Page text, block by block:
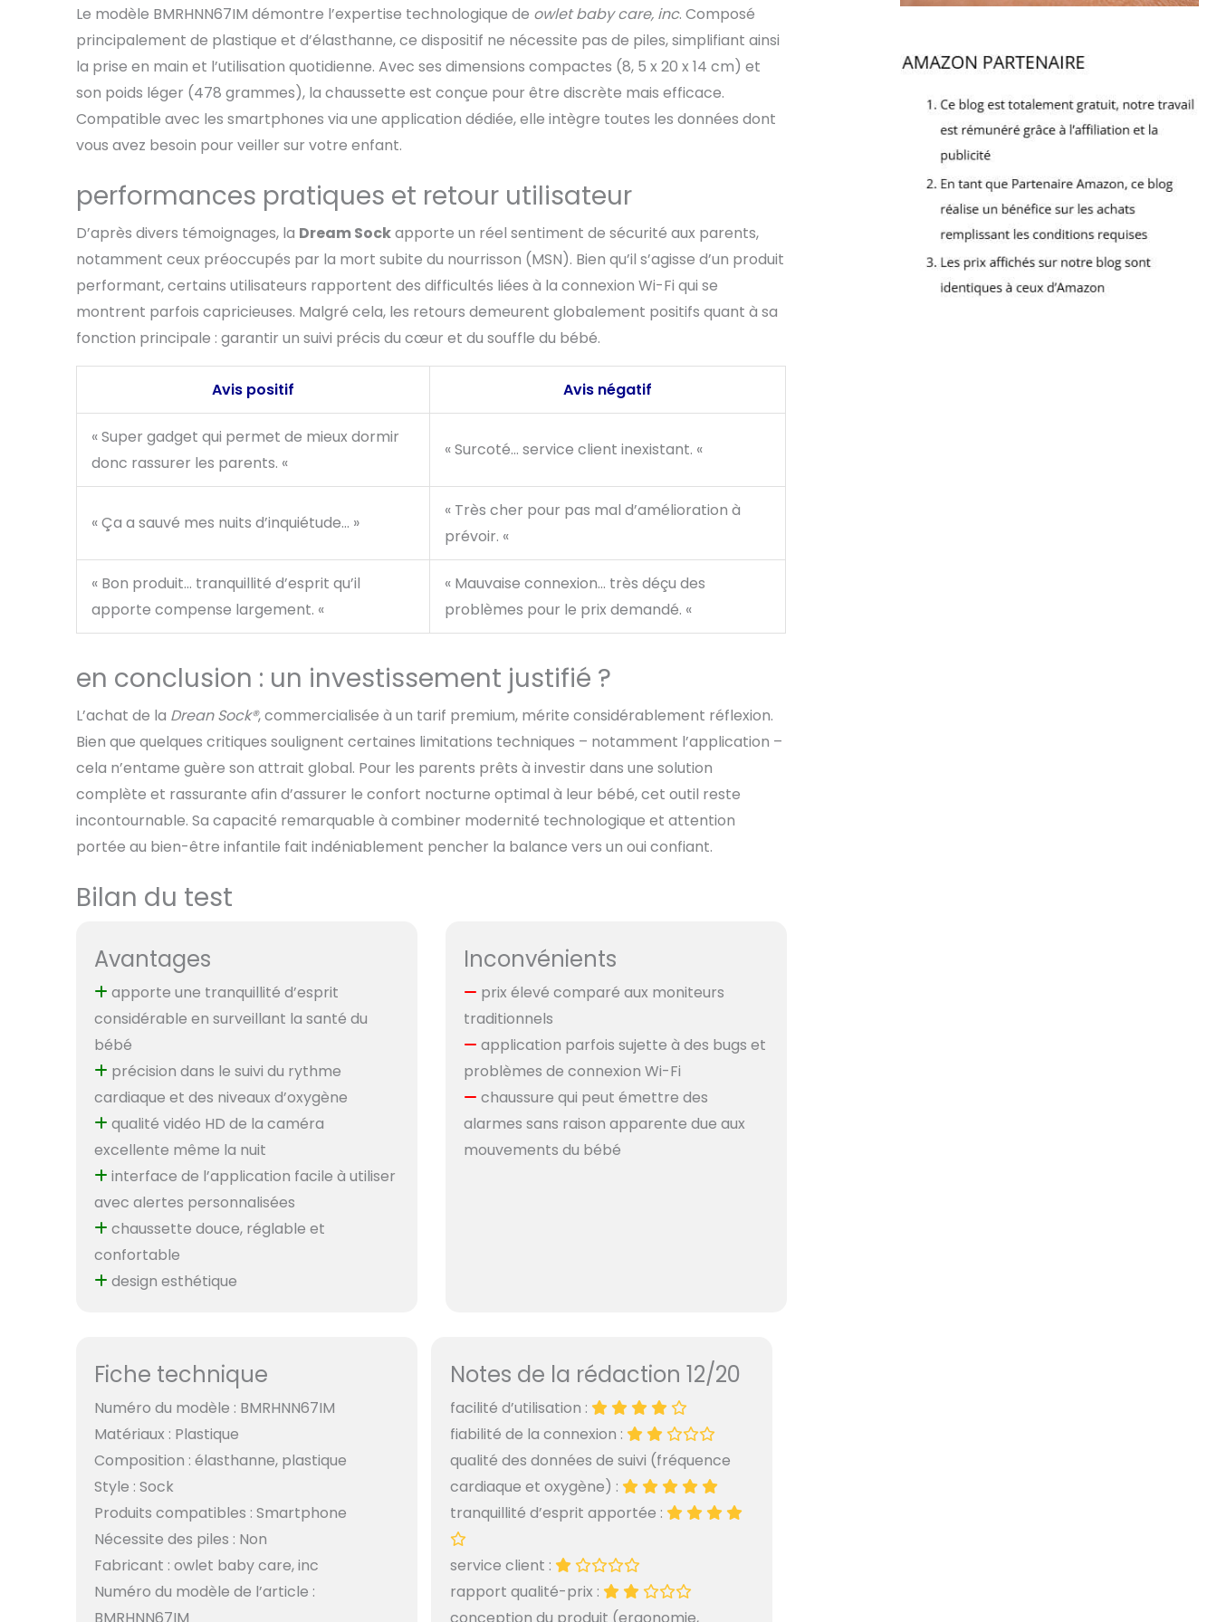
pour plus de confiance au quotidien. Il est aussi possible de
passer à Owlet360 pour des analyses plus approfondies,
incluant rapports matinaux et suivi bien-être à long terme. Les
données de santé sont-elles sécurisées et privées ? Les
données de votre bébé sont protégées par un chiffrement 256
bits et une authentification à courbe elliptique. Nous utilisons
des standards de sécurité avancés pour garantir la
confidentialité et la protection des informations de votre famille.
et Wi-Fi 2,4 GHz pour une expérience fiable et fluide (non
compatible 5 GHz). Pour l’installation, connectez la chaussette
et votre téléphone/tablette au Wi-Fi 2,4 GHz. Après
configuration, vous pouvez repasser votre appareil mobile en 5
GHz tandis que la chaussette reste en 2,4 GHz. Dream Sock offre
également jusqu’à 16 heures d’autonomie.
Le modèle BMRHNN67IM démontre l’expertise technologique de owlet baby care, inc. Composé
principalement de plastique et d’élasthanne, ce dispositif ne nécessite pas de piles, simplifiant ainsi
la prise en main et l’utilisation quotidienne. Avec ses dimensions compactes (8, 5 x 20 x 14 cm) et
son poids léger (478 grammes), la chaussette est conçue pour être discrète mais efficace.
Compatible avec les smartphones via une application dédiée, elle intègre toutes les données dont
vous avez besoin pour veiller sur votre enfant.
performances pratiques et retour utilisateur
D’après divers témoignages, la Dream Sockapporte un réel sentiment de sécurité aux parents,
notamment ceux préoccupés par la mort subite du nourrisson (MSN). Bien qu’il s’agisse d’un produit
performant, certains utilisateurs rapportent des difficultés liées à la connexion Wi-Fi qui se
montrent parfois capricieuses. Malgré cela, les retours demeurent globalement positifs quant à sa
fonction principale : garantir un suivi précis du cœur et du souffle du bébé.
Avis positif Avis négatif
« Super gadget qui permet de mieux dormir
donc rassurer les parents. «
« Surcoté… service client inexistant. «
« Ça a sauvé mes nuits d’inquiétude… »
« Très cher pour pas mal d’amélioration à
prévoir. «
« Bon produit… tranquillité d’esprit qu’il
apporte compense largement. «
« Mauvaise connexion… très déçu des
problèmes pour le prix demandé. «
en conclusion : un investissement justifié ?
L’achat de la Drean Sock®, commercialisée à un tarif premium, mérite considérablement réflexion.
Bien que quelques critiques soulignent certaines limitations techniques – notamment l’application –
cela n’entame guère son attrait global. Pour les parents prêts à investir dans une solution
complète et rassurante afin d’assurer le confort nocturne optimal à leur bébé, cet outil reste
incontournable. Sa capacité remarquable à combiner modernité technologique et attention
portée au bien-être infantile fait indéniablement pencher la balance vers un oui confiant.
Bilan du test
Avantages
apporte une tranquillité d’esprit
considérable en surveillant la santé du
bébé
précision dans le suivi du rythme
cardiaque et des niveaux d’oxygène
qualité vidéo HD de la caméra
excellente même la nuit
interface de l’application facile à utiliser
avec alertes personnalisées
chaussette douce, réglable et
confortable
design esthétique
Inconvénients
prix élevé comparé aux moniteurs
traditionnels
application parfois sujette à des bugs et
problèmes de connexion Wi-Fi
chaussure qui peut émettre des
alarmes sans raison apparente due aux
mouvements du bébé
Fiche technique
Numéro du modèle : BMRHNN67IM
Matériaux : Plastique
Composition : élasthanne, plastique
Style : Sock
Produits compatibles : Smartphone
Nécessite des piles : Non
Fabricant : owlet baby care, inc
Numéro du modèle de l’article :
Notes de la rédaction 12/20
facilité d’utilisation :
fiabilité de la connexion :
qualité des données de suivi (fréquence
cardiaque et oxygène) :
tranquillité d’esprit apportée :
service client :
rapport qualité-prix :